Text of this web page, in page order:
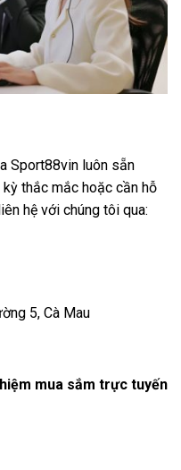
Sport88vin luôn sẵn
thắc mắc hoặc cần hỗ
hệ với chúng tôi qua:
5, Cà Mau
mua sắm trực tuyến